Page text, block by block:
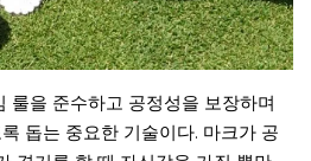
룰을 준수하고 공정성을 보장하며
돕는 중요한 기술이다. 마크가 공